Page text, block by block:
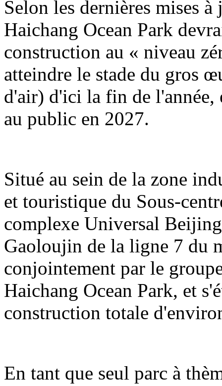
Selon les dernières mises
Haichang Ocean Park
construction au « niveau
atteindre le stade du gros
d'air) d'ici la fin de
au public en 2027.
Situé au sein de la zone
et touristique du Sous-
complexe Universal
Gaoloujin de la ligne 7 du
conjointement par le
Haichang Ocean Park, et
construction totale
En tant que seul parc à